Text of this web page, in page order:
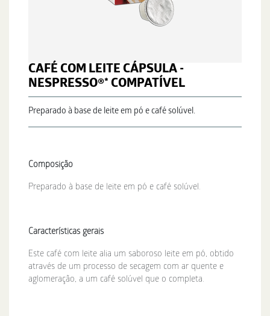
CAFÉ COM LEITE CÁPSULA -
NESPRESSO®* COMPATÍVEL
Preparado à base de leite em pó e café solúvel.
Composição
Preparado à base de leite em pó e café solúvel.
Características gerais
Este café com leite alia um saboroso leite em pó, obtido
através de um processo de secagem com ar quente e
aglomeração, a um café solúvel que o completa.